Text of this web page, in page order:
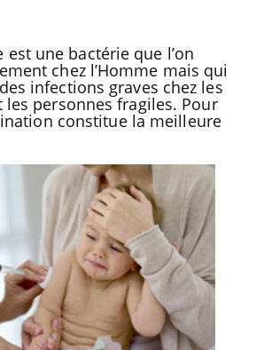
une bactérie que l’on
chez l’Homme mais qui
infections graves chez les
les personnes fragiles. Pour
constitue la meilleure